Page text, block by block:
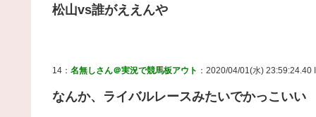
松山vs誰がええんや
14： 名無しさん＠実況で競馬板アウト ：2020/04/01(水) 23:59:24.40
なんか、ライバルレースみたいでかっこいい